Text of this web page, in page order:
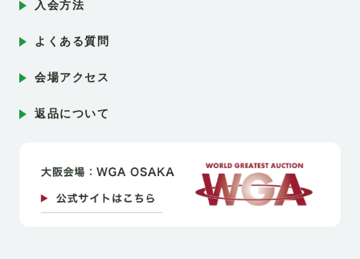
入会方法
よくある質問
会場アクセス
返品について